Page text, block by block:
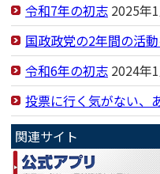
令和7年の初志 2025年
国政政党の2年間の活
令和6年の初志 2024年
投票に行く気がない、
関連サイト